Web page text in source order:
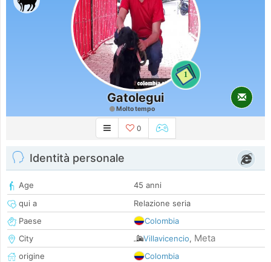
1
Gatolegui
Molto tempo
0
Identità personale
Age
45 anni
qui a
Relazione seria
Paese
Colombia
City
Villavicencio, Meta
origine
Colombia